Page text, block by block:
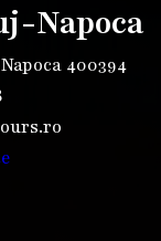
Napoca
400394